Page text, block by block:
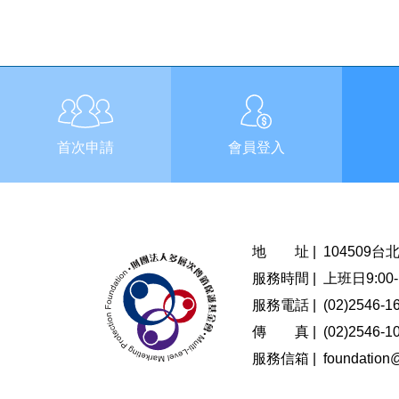
首次申請 會員登入
地 址 |
104509台
服務時間 |
上班日
服務電話 |
(02)2546-
傳 真 |
(02)2546-
服務信箱 |